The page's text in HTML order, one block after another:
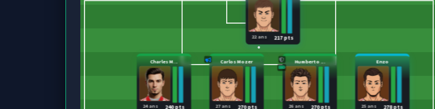
217 pts
22 ans
Charles M...
240 pts
24 ans
Carlos Mozer
270 pts
27 ans
Humberto ...
270 pts
26 ans
Enzo
278 pts
25 ans